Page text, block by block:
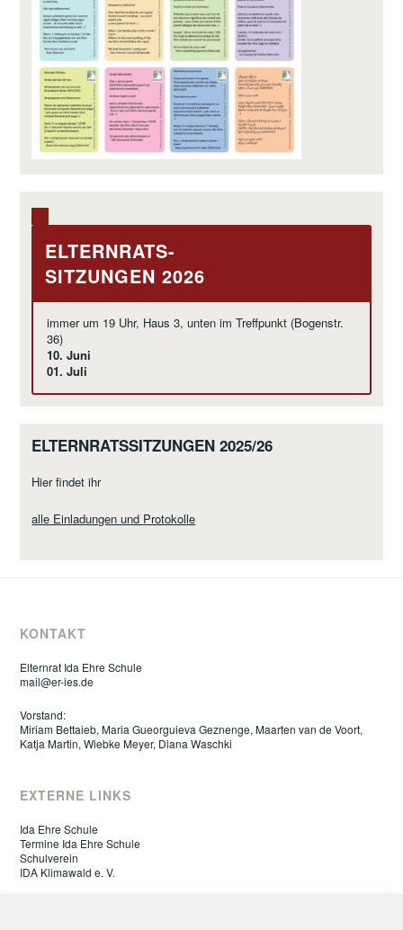
ELTERNRATS-
SITZUNGEN 2026
immer um 19 Uhr, Haus 3, unten im Treffpunkt (Bogenstr.
36)
10. Juni
01. Juli
ELTERNRATSSITZUNGEN 2025/26
Hier findet ihr
alle Einladungen und Protokolle
KONTAKT
Elternrat Ida Ehre Schule
mail@er-ies.de
Vorstand:
Miriam Bettaieb, Maria Gueorguieva Geznenge, Maarten van de Voort,
Katja Martin, Wiebke Meyer, Diana Waschki
EXTERNE LINKS
Ida Ehre Schule
Termine Ida Ehre Schule
Schulverein
IDA Klimawald e. V.